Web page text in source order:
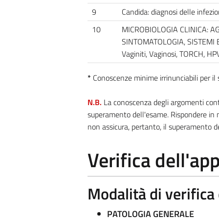
9
Candida: diagnosi delle
10
MICROBIOLOGIA CLINICA:
SINTOMATOLOGIA, SISTEMI
Vaginiti, Vaginosi, TORCH,
*Conoscenze minime irrinunciabili per
N.B. La conoscenza degli argomenti
superamento dell'esame. Rispondere
non assicura, pertanto, il superamento
Verifica
Modalità di
PATOLOGIA GENERALE